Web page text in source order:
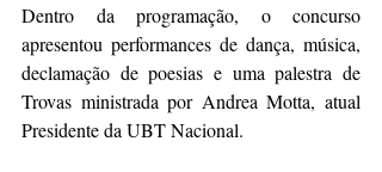
Dentro da programação, o concurso
apresentou performances de dança, música,
declamação de poesias e uma palestra de
Trovas ministrada por Andrea Motta, atual
Presidente da UBT Nacional.